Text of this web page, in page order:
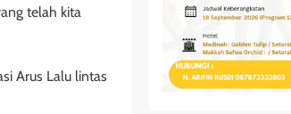
telah kita
Arus Lalu lintas